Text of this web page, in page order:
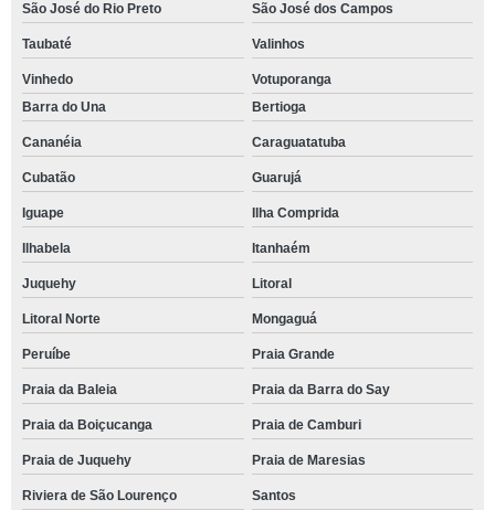
São José do Rio Preto São José dos Campos
Taubaté Valinhos
Vinhedo
Votuporanga
Barra do Una
Bertioga
Cananéia Caraguatatuba
Cubatão Guarujá
Iguape Ilha Comprida
Ilhabela Itanhaém
Juquehy Litoral
Litoral Norte Mongaguá
Peruíbe Praia Grande
Praia da Baleia Praia da Barra do Say
Praia da Boiçucanga Praia de Camburi
Praia de Juquehy Praia de Maresias
Riviera de São Lourenço Santos